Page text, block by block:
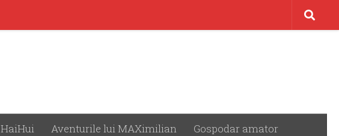
HaiHui Aventurile lui MAXimilian Gospodar amator